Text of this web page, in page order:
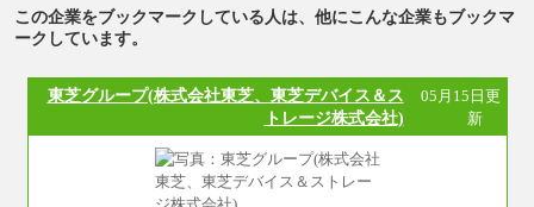
この企業をブックマークしている人は、他にこんな企業もブックマ
ークしています。
東芝グループ(株式会社東芝、東芝デバイス＆ス
トレージ株式会社)
05月15日更
新